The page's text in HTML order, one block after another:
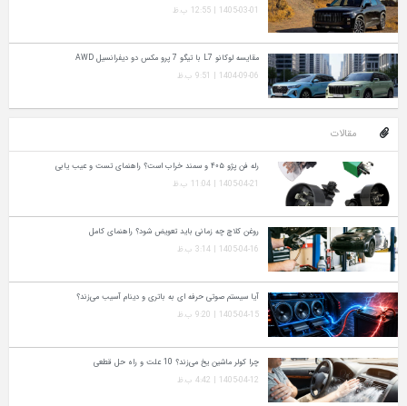
1405-03-01 | 12:55 ب.ظ
مقایسه لوکانو L7 با تیگو 7 پرو مکس دو دیفرانسیل AWD
1404-09-06 | 9:51 ب.ظ
مقالات
رله فن پژو ۴۰۵ و سمند خراب است؟ راهنمای تست و عیب‌ یابی
1405-04-21 | 11:04 ب.ظ
روغن کلاچ چه زمانی باید تعویض شود؟ راهنمای کامل
1405-04-16 | 3:14 ب.ظ
آیا سیستم صوتی حرفه‌ ای به باتری و دینام آسیب می‌زند؟
1405-04-15 | 9:20 ب.ظ
چرا کولر ماشین یخ می‌زند؟ 10 علت و راه‌ حل قطعی
1405-04-12 | 4:42 ب.ظ